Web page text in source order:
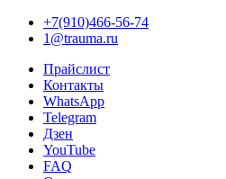
+7(910)466-56-74
1@trauma.ru
Прайслист
Контакты
WhatsApp
Telegram
Дзен
YouTube
FAQ